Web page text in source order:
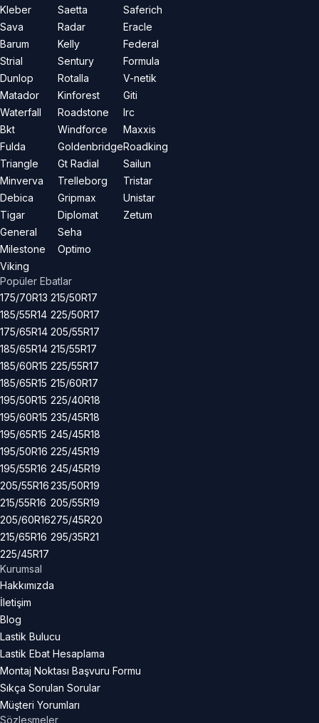
Kleber
Sava
Barum
Strial
Dunlop
Matador
Waterfall
Bkt
Fulda
Triangle
Minverva
Debica
Tigar
General
Milestone
Viking
Saetta
Radar
Kelly
Sentury
Rotalla
Kinforest
Roadstone
Windforce
Goldenbridge
Gt Radial
Trelleborg
Gripmax
Diplomat
Seha
Optimo
Saferich
Eracle
Federal
Formula
V-netik
Giti
Irc
Maxxis
Roadking
Sailun
Tristar
Unistar
Zetum
Popüler Ebatlar
175/70R13
185/55R14
175/65R14
185/65R14
185/60R15
185/65R15
195/50R15
195/60R15
195/65R15
195/50R16
195/55R16
205/55R16
215/55R16
205/60R16
215/65R16
225/45R17
215/50R17
225/50R17
205/55R17
215/55R17
225/55R17
215/60R17
225/40R18
235/45R18
245/45R18
225/45R19
245/45R19
235/50R19
205/55R19
275/45R20
295/35R21
Kurumsal
Hakkımızda
İletişim
Blog
Lastik Bulucu
Lastik Ebat Hesaplama
Montaj Noktası Başvuru Formu
Sıkça Sorulan Sorular
Müşteri Yorumları
Sözleşmeler